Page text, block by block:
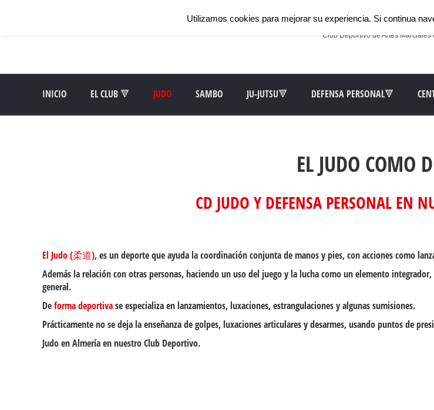
Club Deportivo de Artes Marciales
INICIO EL CLUB 🔻 JUDO SAMBO JU-JUTSU🔻 DEFENSA PERSONAL🔻
EL JUDO COMO
CD JUDO Y DEFENSA PERSONAL EN
El Judo(柔道), es un deporte que ayuda la coordinación conjunta de manos y pies, con acciones como
Además la relación con otras personas, haciendo un uso del juego y la lucha como un elemento
general.
Deforma deportivase especializa en lanzamientos, luxaciones, estrangulaciones y algunas sumisiones.
Prácticamente no se deja la enseñanza de golpes, luxaciones articulares y desarmes, usando puntos de
Judo en Almería en nuestro Club Deportivo.
Utilizamos cookies para mejorar su experiencia. Si continua